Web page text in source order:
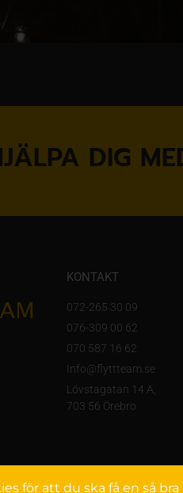
DIG
KONTAKT
072-265 30 09
076-309 00 62
070 587 16 62
Info@flyttteam.se
Lövstagatan 14 A,
703 56 Örebro
för att du ska få en så